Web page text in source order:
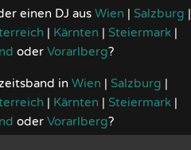
Ihren
einen DJ aus Wien | Salzburg |
| Kärnten | Steiermark|
oder Vorarlberg?
in Wien | Salzburg |
| Kärnten | Steiermark|
oder Vorarlberg?